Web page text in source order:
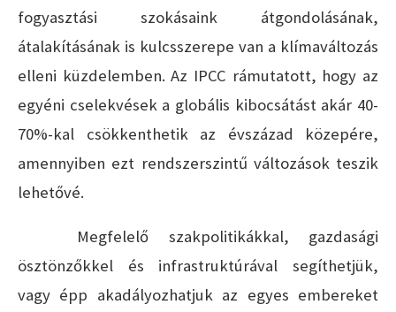
fogyasztási szokásaink átgondolásának,
átalakításának is kulcsszerepe van a klímaváltozás
elleni küzdelemben. Az IPCC rámutatott, hogy az
egyéni cselekvések a globális kibocsátást akár 40-
70%-kal csökkenthetik az évszázad közepére,
amennyiben ezt rendszerszintű változások teszik
lehetővé.
Megfelelő szakpolitikákkal, gazdasági
ösztönzőkkel és infrastruktúrával segíthetjük,
vagy épp akadályozhatjuk az egyes embereket